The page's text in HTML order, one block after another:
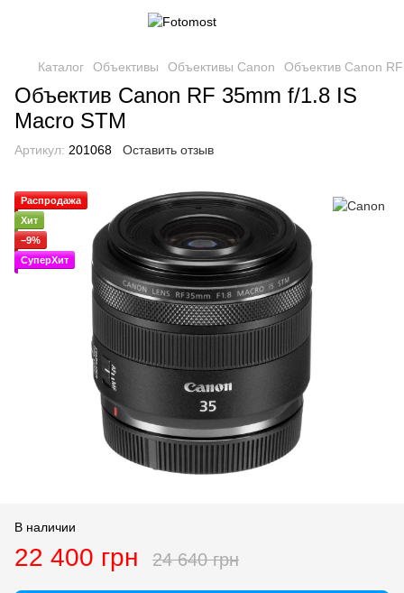
Каталог Объективы Объективы Canon Объектив Canon
Объектив Canon RF 35mm f/1.8 IS
Macro STM
Артикул: 201068 Оставить отзыв
Распродажа
Хит
−9%
СуперХит
В наличии
22 400 грн 24 640 грн